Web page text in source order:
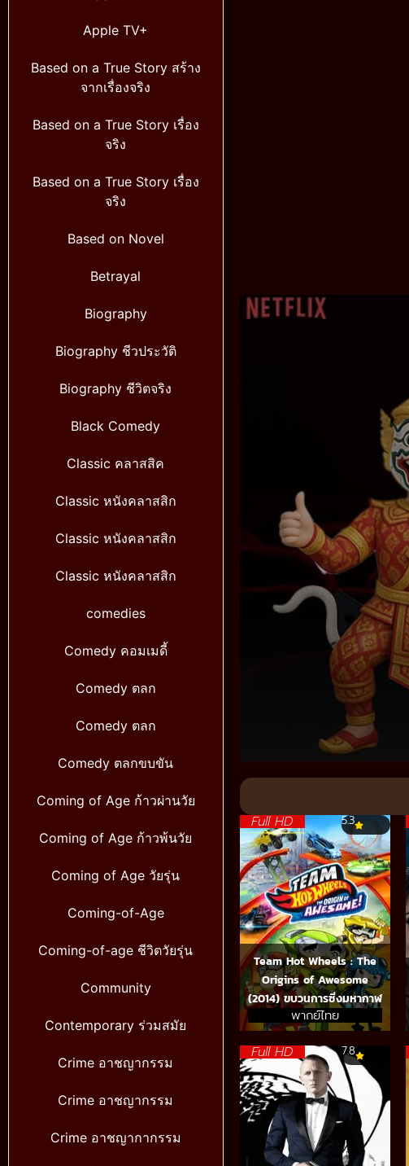
Apple TV+
Based on a True Story สร้าง
จากเรื่องจริง
Based on a True Story เรื่อง
จริง
Based on a True Story เรื่อง
จริง
Based on Novel
Betrayal
Biography
Biography ชีวประวัติ
Biography ชีวิตจริง
Black Comedy
Classic คลาสสิค
Classic หนังคลาสสิก
Classic หนังคลาสสิก
Classic หนังคลาสสิก
comedies
Comedy คอมเมดี้
Comedy ตลก
Comedy ตลก
Comedy ตลกขบขัน
Coming of Age ก้าวผ่านวัย
Coming of Age ก้าวพ้นวัย
Coming of Age วัยรุ่น
Coming-of-Age
Coming-of-age ชีวิตวัยรุ่น
Community
Contemporary ร่วมสมัย
Crime อาชญากรรม
Crime อาชญากรรม
Crime อาชญากากรรม
90%
Full HD 5.3
Team Hot Wheels : The
Origins of Awesome
(2014) ขบวนการซิ่งมหากาฬ
พากย์ไทย
Full HD 7.8